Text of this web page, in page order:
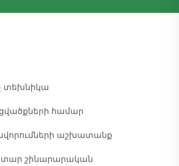
տեխնիկա
համար
աշխատանք
շինարարական